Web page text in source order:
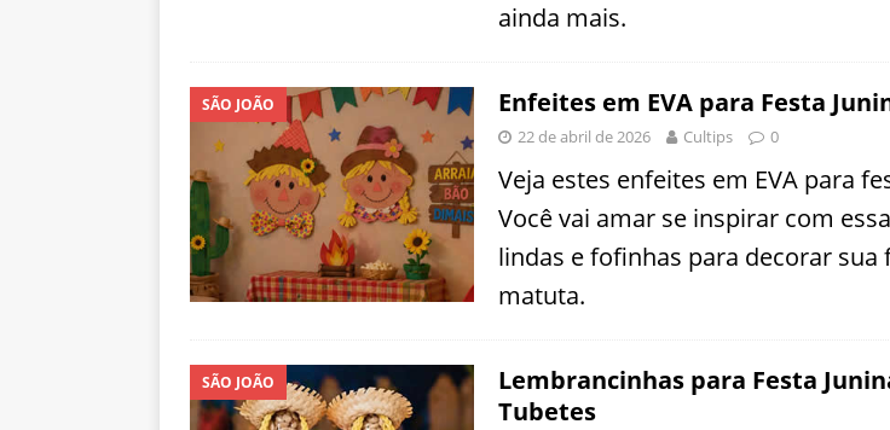
ainda mais.
SÃO JOÃO Enfeites em EVA para Festa
22 de abril de 2026 Cultips 0
Veja estes enfeites em EVA para
Você vai amar se inspirar com
lindas e fofinhas para decorar sua
matuta.
SÃO JOÃO
Lembrancinhas para Festa
Tubetes